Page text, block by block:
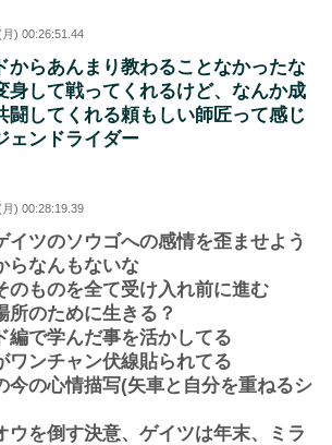
) 00:26:51.44
からあんまり教わることなかったな
身して戦ってくれるけど、なんか成
闘してくれる頼もしい師匠って感じ
ェンドライダー
) 00:28:19.39
イツのソウゴへの感情を歪ませよう
らなんもないな
のものを全て受け入れ前に進む
のために生きる？
で学んだ事を活かしてる
ンチャン伏線貼られてる
の心情描写(矢車と自分を重ねるシ
を倒す決意、ゲイツは年末、ミラ